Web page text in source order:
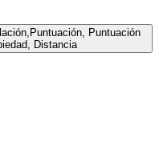
Puntuación
Distancia